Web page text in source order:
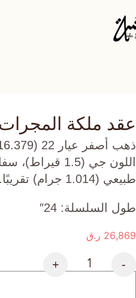
عقد ملكة المجرات
طبيعي (1.014 جرام) تقريبًا.
طول السلسلة: 24″
26,869 ر.ق
-
+